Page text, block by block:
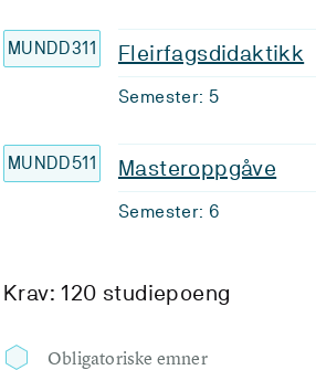
MUNDD311 Fleirfagsdidaktikk
Semester: 5
MUNDD511 Masteroppgåve
Semester: 6
Krav: 120 studiepoeng
Obligatoriske emner